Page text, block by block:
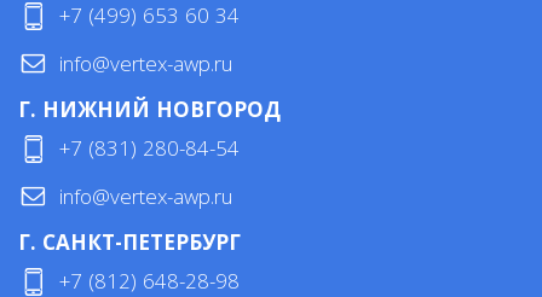
+7 (499) 653 60 34
info@vertex-awp.ru
Г. НИЖНИЙ НОВГОРОД
+7 (831) 280-84-54
info@vertex-awp.ru
Г. САНКТ-ПЕТЕРБУРГ
+7 (812) 648-28-98